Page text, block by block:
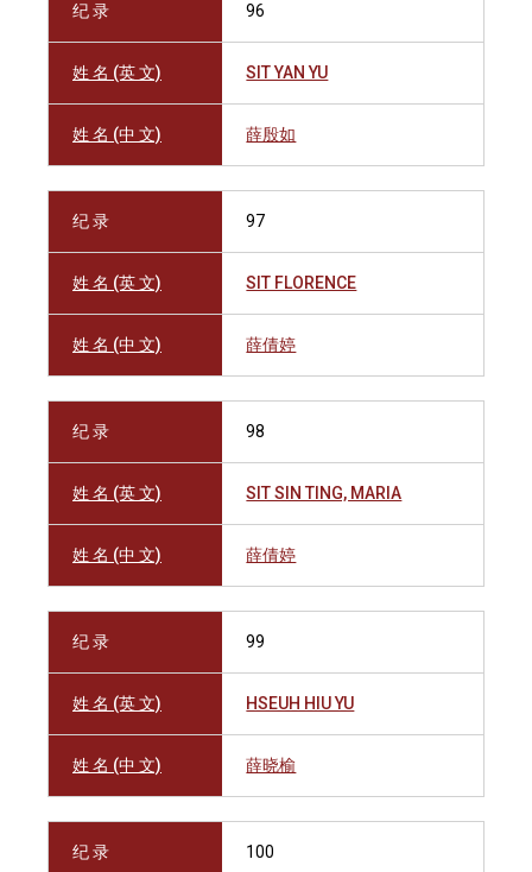
纪 录 96
姓 名 (英 文) SIT YAN YU
姓 名 (中 文) 薛殷如
纪 录 97
姓 名 (英 文) SIT FLORENCE
姓 名 (中 文) 薛倩婷
纪 录 98
姓 名 (英 文) SIT SIN TING, MARIA
姓 名 (中 文) 薛倩婷
纪 录 99
姓 名 (英 文) HSEUH HIU YU
姓 名 (中 文) 薛晓榆
纪 录 100